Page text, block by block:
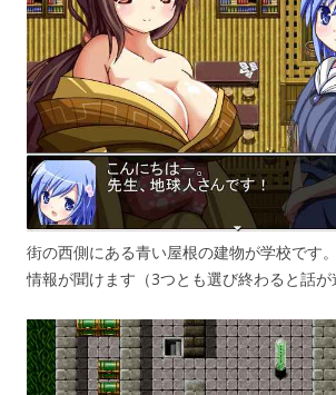
街の西側にある青い屋根の建物が学校です
情報が聞けます（3つとも選び終わると話が